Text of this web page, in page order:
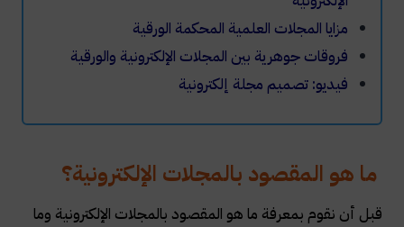
مزايا المجلات العلمية المحكمة الورقية
فروقات جوهرية بين المجلات الإلكترونية والورقية
فيديو: تصميم مجلة إلكترونية
ما هو المقصود بالمجلات الإلكترونية؟
قبل أن نقوم بمعرفة ما هو المقصود بالمجلات الإلكترونية وما